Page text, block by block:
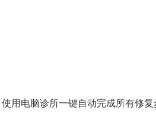
电脑诊所一键自动完成所有修复